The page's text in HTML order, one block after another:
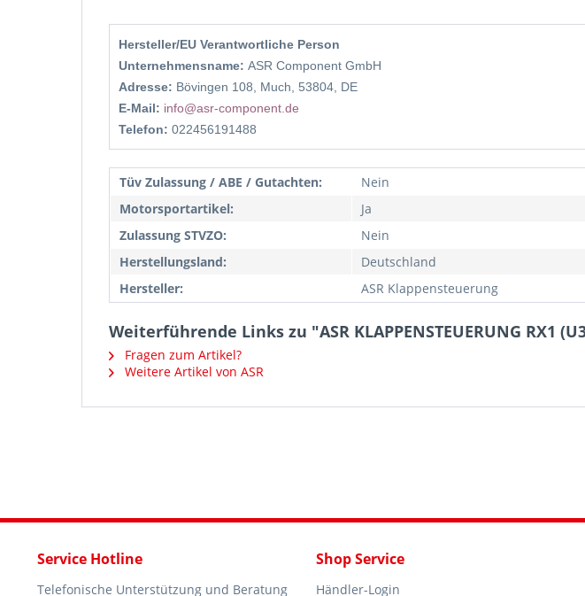
Hersteller/EU Verantwortliche Person
Unternehmensname: ASR Component GmbH
Adresse: Bövingen 108, Much, 53804, DE
E-Mail: info@asr-component.de
Telefon: 022456191488
Tüv Zulassung / ABE / Gutachten:
Nein
Motorsportartikel:
Ja
Zulassung STVZO:
Nein
Herstellungsland:
Deutschland
Hersteller:
ASR Klappensteuerung
Weiterführende Links zu "ASR KLAPPENSTEUERUNG RX1
Fragen zum Artikel?
Weitere Artikel von ASR
Service Hotline
Telefonische Unterstützung und Beratung
Shop Service
Händler-Login